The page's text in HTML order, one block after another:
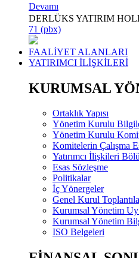
Devamı
DERLÜKS YATIRIM
71 (pbx)
FAALİYET ALANLARI
YATIRIMCI İLİŞKİLERİ
KURUMSAL
Ortaklık Yapısı
Yönetim Kurulu
Yönetim Kurulu
Komitelerin Çalışma
Yatırımcı İlişkileri
Esas Sözleşme
Politikalar
İç Yönergeler
Genel Kurul
Kurumsal Yönetim
Kurumsal Yönetim
ISO Belgeleri